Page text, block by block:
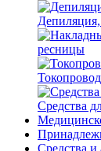
ресницы
Средства
Средства и